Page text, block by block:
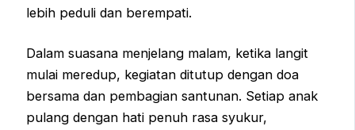
lebih peduli dan berempati.
Dalam suasana menjelang malam, ketika langit
mulai meredup, kegiatan ditutup dengan doa
bersama dan pembagian santunan. Setiap anak
pulang dengan hati penuh rasa syukur,